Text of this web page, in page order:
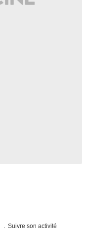
Suivre son activité